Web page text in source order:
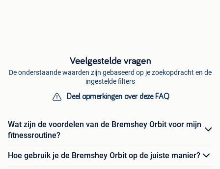
Veelgestelde vragen
De onderstaande waarden zijn gebaseerd op je zoekopdracht en de
ingestelde filters
Deel opmerkingen over deze FAQ
Wat zijn de voordelen van de Bremshey Orbit voor mijn
fitnessroutine?
Hoe gebruik je de Bremshey Orbit op de juiste manier?